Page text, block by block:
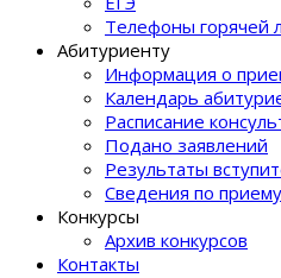
Телефоны горячей
Абитуриенту
Информация о
Календарь
Расписание
Подано заявлений
Результаты
Сведения по
Конкурсы
Архив конкурсов
Контакты